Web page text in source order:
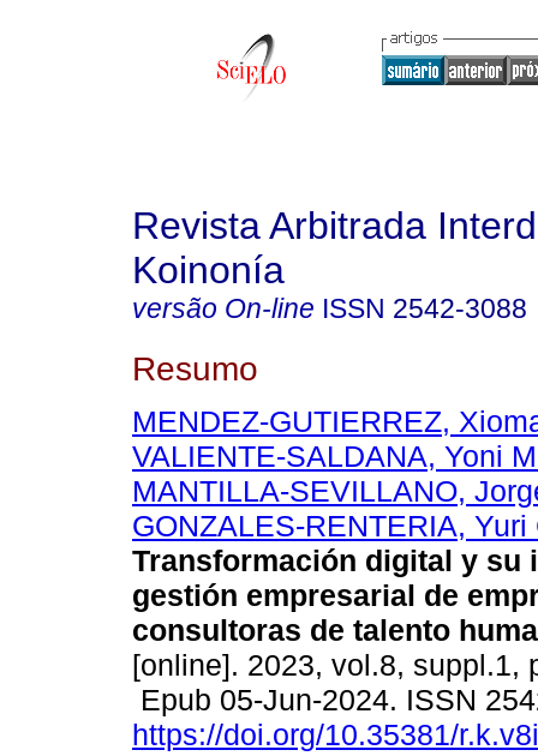
Revista Arbitrada
Koinonía
versão On-line ISSN 2542-3088
Resumo
MENDEZ-GUTIERREZ,
VALIENTE-SALDANA, Yoni
MANTILLA-SEVILLANO,
GONZALES-RENTERIA, Yuri
Transformación digital y su
gestión empresarial de
consultoras de talento
[online]. 2023, vol.8, suppl.1,
Epub 05-Jun-2024. ISSN
https://doi.org/10.35381/